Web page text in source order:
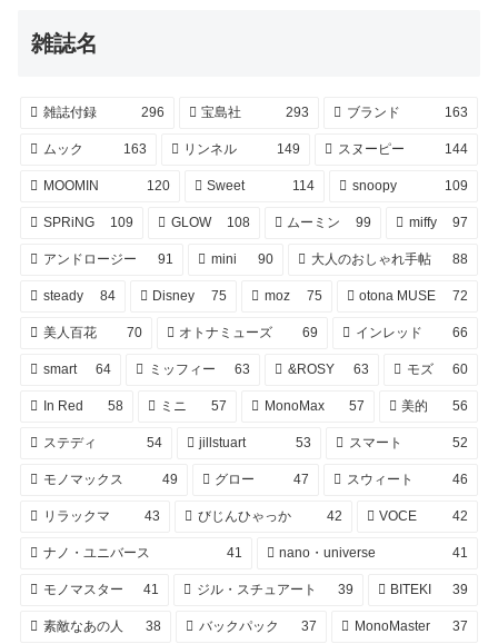
雑誌名
雑誌付録 296 宝島社 293 ブランド 163
ムック 163 リンネル 149 スヌーピー 144
MOOMIN 120 Sweet 114 snoopy 109
SPRiNG 109 GLOW 108 ムーミン 99 miffy 97
アンドロージー 91 mini 90 大人のおしゃれ手帖 88
steady 84 Disney 75 moz 75 otona MUSE 72
美人百花 70 オトナミューズ 69 インレッド 66
smart 64 ミッフィー 63 &ROSY 63 モズ 60
In Red 58 ミニ 57 MonoMax 57 美的 56
ステディ 54 jillstuart 53 スマート 52
モノマックス 49 グロー 47 スウィート 46
リラックマ 43 びじんひゃっか 42 VOCE 42
ナノ・ユニバース 41 nano・universe 41
モノマスター 41 ジル・スチュアート 39 BITEKI 39
素敵なあの人 38 バックパック 37 MonoMaster 37